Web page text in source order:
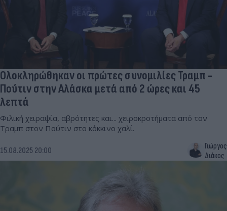
Ολοκληρώθηκαν οι πρώτες συνομιλίες Τραμπ -
Πούτιν στην Αλάσκα μετά από 2 ώρες και 45
λεπτά
Φιλική χειραψία, αβρότητες και... χειροκροτήματα από τον
Τραμπ στον Πούτιν στο κόκκινο χαλί.
15.08.2025 20:00
Γιώργος
Διάκος